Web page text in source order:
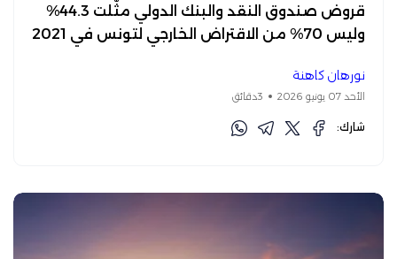
قروض صندوق النقد والبنك الدولي مثّلت 44.3%
وليس 70% من الاقتراض الخارجي لتونس في 2021
نورهان كاهنة
الأحد 07 يونيو 2026 3دقائق
شارك: